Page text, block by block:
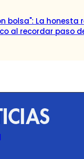
bolsa": La honesta
al recordar paso